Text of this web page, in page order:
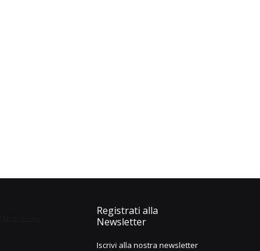
Registrati alla
Newsletter
Iscrivi alla nostra newsletter